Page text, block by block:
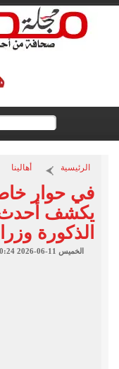
الرئيسية أهالينا
في حوار
يكشف أحدث
الذكورة
الخميس 11-06-2026 10:24